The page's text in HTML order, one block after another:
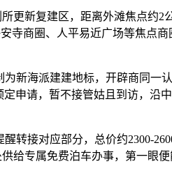
更新复建区，距离外滩焦点约2
寺商圈、人平易近广场等焦点
新海派建建地标，开辟商同一
申请，暂不接管姑且到访，沿
接对应部分，总价约2300-
给专属免费泊车办事，第一眼